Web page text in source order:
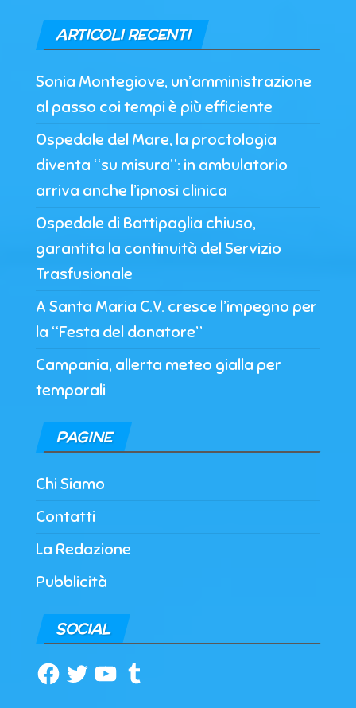
ARTICOLI RECENTI
Sonia Montegiove, un’amministrazione
al passo coi tempi è più efficiente
Ospedale del Mare, la proctologia
diventa “su misura”: in ambulatorio
arriva anche l’ipnosi clinica
Ospedale di Battipaglia chiuso,
garantita la continuità del Servizio
Trasfusionale
A Santa Maria C.V. cresce l’impegno per
la “Festa del donatore”
Campania, allerta meteo gialla per
temporali
PAGINE
Chi Siamo
Contatti
La Redazione
Pubblicità
SOCIAL
Facebook
TwitterYouTubeTumblr